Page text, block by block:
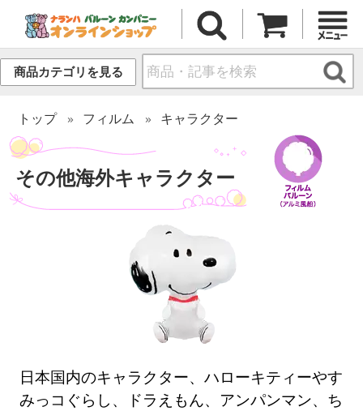
商品カテゴリを見る
トップ フィルム キャラクター
その他海外キャラクター
日本国内のキャラクター、ハローキティーやす
みっコぐらし、ドラえもん、アンパンマン、ち